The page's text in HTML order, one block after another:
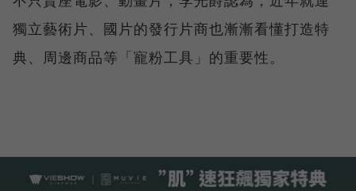
獨立藝術片、國片的發行片商也漸漸看懂打造特
典、周邊商品等「寵粉工具」的重要性。